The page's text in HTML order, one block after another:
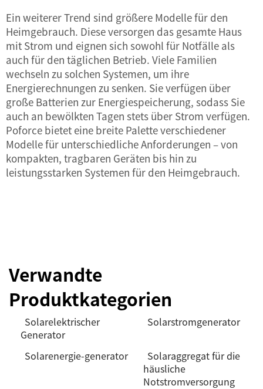
Ein weiterer Trend sind größere Modelle für den
Heimgebrauch. Diese versorgen das gesamte Haus
mit Strom und eignen sich sowohl für Notfälle als
auch für den täglichen Betrieb. Viele Familien
wechseln zu solchen Systemen, um ihre
Energierechnungen zu senken. Sie verfügen über
große Batterien zur Energiespeicherung, sodass Sie
auch an bewölkten Tagen stets über Strom verfügen.
Poforce bietet eine breite Palette verschiedener
Modelle für unterschiedliche Anforderungen – von
kompakten, tragbaren Geräten bis hin zu
leistungsstarken Systemen für den Heimgebrauch.
Verwandte
Produktkategorien
Solarelektrischer
Generator
Solarstromgenerator
Solarenergie-generator
Solaraggregat für die
häusliche
Notstromversorgung